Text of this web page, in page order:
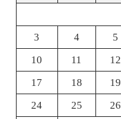
3 4 5
10 11 12
17 18 19
24 25 26